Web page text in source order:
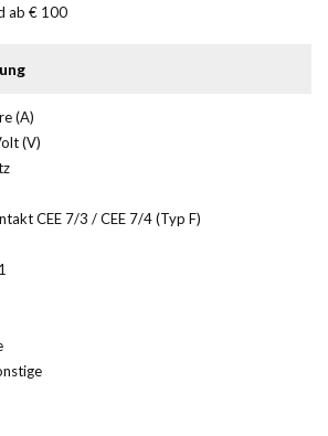
ab € 100
(A)
(V)
CEE 7/3 / CEE 7/4 (Typ F)